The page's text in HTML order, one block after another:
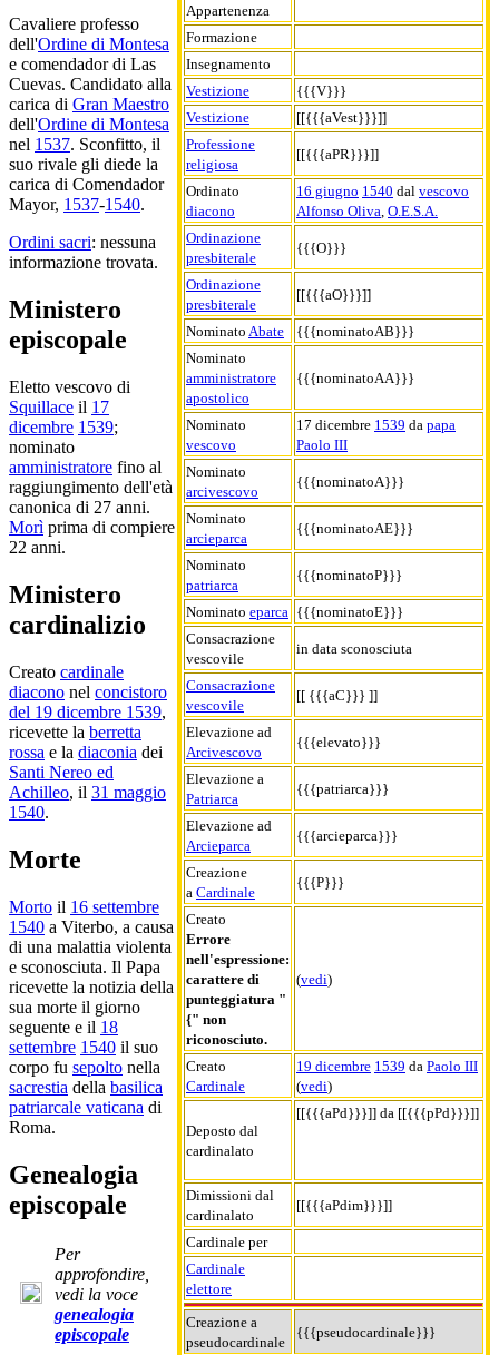
Appartenenza
Formazione
Insegnamento
Vestizione
{{{V}}}
Vestizione
[[{{{aVest}}}]]
Professione
religiosa
[[{{{aPR}}}]]
Ordinato
diacono
16 giugno 1540 dal vescovo
Alfonso Oliva O.E.S.A.
Ordinazione
presbiterale
{{{O}}}
Ordinazione
presbiterale
[[{{{aO}}}]]
Nominato Abate
{{{nominatoAB}}}
Nominato
amministratore
apostolico
{{{nominatoAA}}}
Nominato
vescovo
17 dicembre 1539 da papa
Paolo III
Nominato
arcivescovo
{{{nominatoA}}}
Nominato
arcieparca
{{{nominatoAE}}}
Nominato
patriarca
{{{nominatoP}}}
Nominato eparca {{{nominatoE}}}
Consacrazione
vescovile
in data sconosciuta
Consacrazione
vescovile
[[ {{{aC}}} ]]
Elevazione ad
Arcivescovo
{{{elevato}}}
Elevazione a
Patriarca
{{{patriarca}}}
Elevazione ad
Arcieparca
{{{arcieparca}}}
Creazione
a Cardinale
{{{P}}}
Creato
Errore
nell'espressione:
carattere di
punteggiatura "
{" non
riconosciuto.
(vedi)
Creato
Cardinale
19 dicembre 1539 da Paolo III
(vedi)
Deposto dal
cardinalato
[[{{{aPd}}}]] da [[{{{pPd}}}]]
Dimissioni dal
cardinalato
[[{{{aPdim}}}]]
Cardinale per
Cardinale
elettore
Creazione a
pseudocardinale
{{{pseudocardinale}}}
Cavaliere professo
dell'Ordine di Montesa
e comendador di Las
Cuevas. Candidato alla
carica di Gran Maestro
dell'Ordine di Montesa
nel 1537. Sconfitto, il
suo rivale gli diede la
carica di Comendador
Mayor, 1537-1540.
Ordini sacri: nessuna
informazione trovata.
Ministero
episcopale
Eletto vescovo di
Squillace il 17
dicembre 1539;
nominato
amministratore fino al
raggiungimento dell'età
canonica di 27 anni.
Morì prima di compiere
22 anni.
Ministero
cardinalizio
Creato cardinale
diacono nel concistoro
del 19 dicembre 1539,
ricevette la berretta
rossa e la diaconia dei
Santi Nereo ed
Achilleo, il 31 maggio
1540.
Morte
Morto il 16 settembre
1540 a Viterbo, a causa
di una malattia violenta
e sconosciuta. Il Papa
ricevette la notizia della
sua morte il giorno
seguente e il 18
settembre 1540 il suo
corpo fu sepolto nella
sacrestia della basilica
patriarcale vaticana di
Roma.
Genealogia
episcopale
Per
approfondire,
vedi la voce
genealogia
episcopale